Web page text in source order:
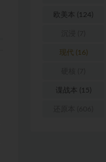
欧美本 (124)
现代 (16)
谍战本 (15)